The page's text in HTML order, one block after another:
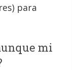
para
mi